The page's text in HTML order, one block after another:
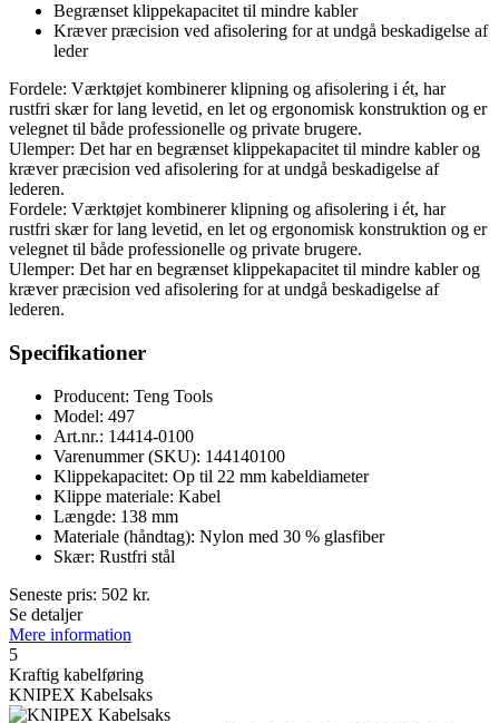
Begrænset klippekapacitet til mindre kabler
Kræver præcision ved afisolering for at undgå beskadigelse af
leder
Fordele: Værktøjet kombinerer klipning og afisolering i ét, har
rustfri skær for lang levetid, en let og ergonomisk konstruktion og er
velegnet til både professionelle og private brugere.
Ulemper: Det har en begrænset klippekapacitet til mindre kabler og
kræver præcision ved afisolering for at undgå beskadigelse af
lederen.
Fordele: Værktøjet kombinerer klipning og afisolering i ét, har
rustfri skær for lang levetid, en let og ergonomisk konstruktion og er
velegnet til både professionelle og private brugere.
Ulemper: Det har en begrænset klippekapacitet til mindre kabler og
kræver præcision ved afisolering for at undgå beskadigelse af
lederen.
Specifikationer
Producent: Teng Tools
Model: 497
Art.nr.: 14414-0100
Varenummer (SKU): 144140100
Klippekapacitet: Op til 22 mm kabeldiameter
Klippe materiale: Kabel
Længde: 138 mm
Materiale (håndtag): Nylon med 30 % glasfiber
Skær: Rustfri stål
Seneste pris: 502 kr.
Se detaljer
Mere information
5
Kraftig kabelføring
KNIPEX Kabelsaks